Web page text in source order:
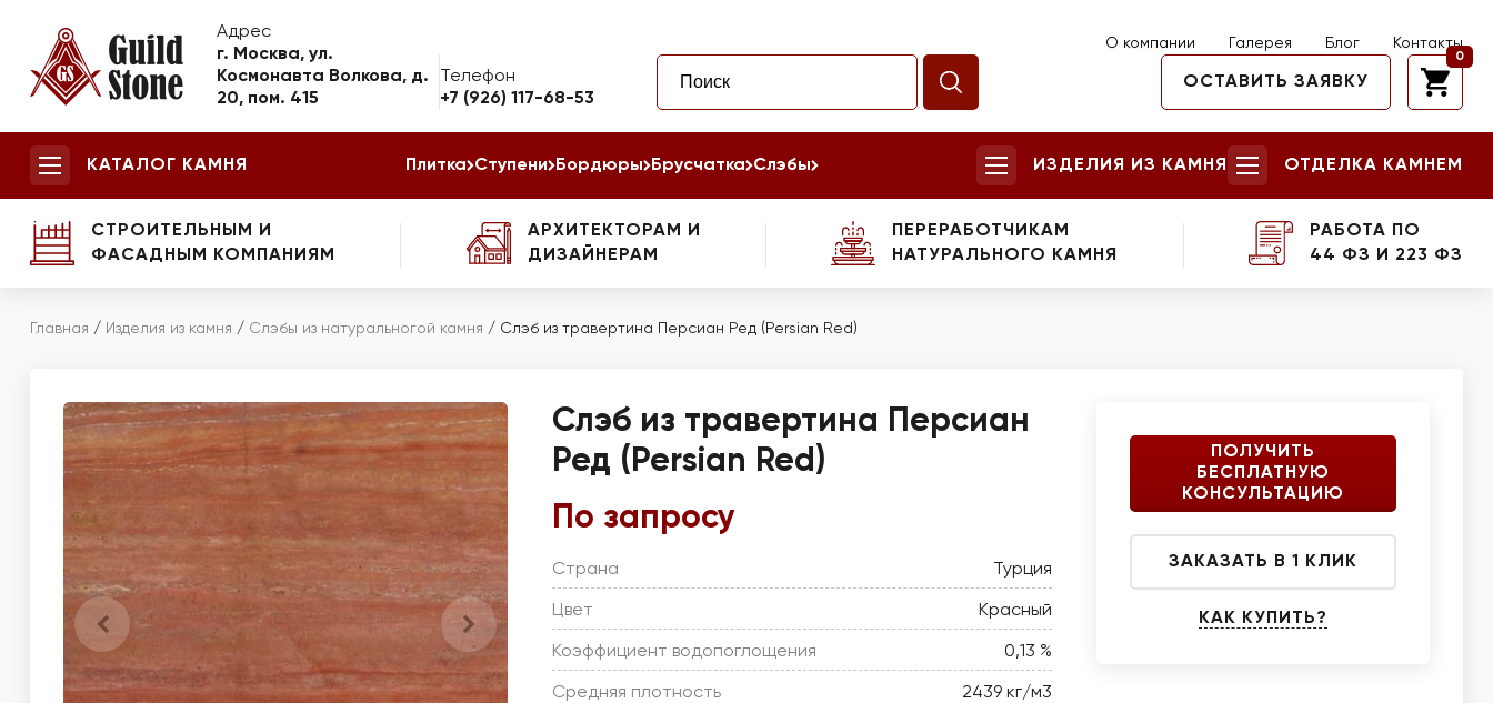
Адрес
г. Москва, ул.
Космонавта Волкова, д.
20, пом. 415
Телефон
+7 (926) 117-68-53
О компании Галерея Блог Контакты
ОСТАВИТЬ ЗАЯВКУ
0
КАТАЛОГ КАМНЯ Плитка Ступени Бордюры Брусчатка Слэбы ИЗДЕЛИЯ ИЗ КАМНЯ ОТДЕЛКА КАМНЕМ
СТРОИТЕЛЬНЫМ И
ФАСАДНЫМ КОМПАНИЯМ
АРХИТЕКТОРАМ И
ДИЗАЙНЕРАМ
ПЕРЕРАБОТЧИКАМ
НАТУРАЛЬНОГО КАМНЯ
РАБОТА ПО
44 ФЗ И 223 ФЗ
Главная / Изделия из камня / Слэбы из натуральногой камня / Слэб из травертина Персиан Ред (Persian Red)
Слэб из травертина Персиан
Ред (Persian Red)
По запросу
Страна Турция
Цвет Красный
Коэффициент водопоглощения 0,13 %
Средняя плотность 2439 кг/м3
ПОЛУЧИТЬ
БЕСПЛАТНУЮ
КОНСУЛЬТАЦИЮ
ЗАКАЗАТЬ В 1 КЛИК
КАК КУПИТЬ?